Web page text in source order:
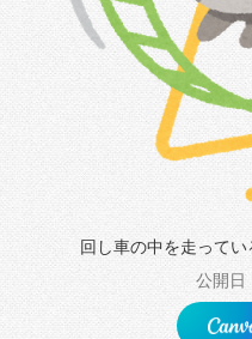
回し車の中を走ってい
公開日